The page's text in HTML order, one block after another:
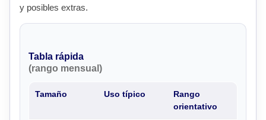
y posibles extras.
Tabla rápida
(rango mensual)
Tamaño Uso típico
Rango
orientativo